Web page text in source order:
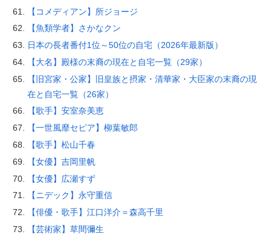
【コメディアン】所ジョージ
【魚類学者】さかなクン
日本の長者番付1位～50位の自宅（2026年最新版）
【大名】殿様の末裔の現在と自宅一覧（29家）
【旧宮家・公家】旧皇族と摂家・清華家・大臣家の末裔の現
在と自宅一覧（26家）
【歌手】安室奈美恵
【一世風靡セピア】柳葉敏郎
【歌手】松山千春
【女優】吉岡里帆
【女優】広瀬すず
【ニデック】永守重信
【俳優・歌手】江口洋介＝森高千里
【芸術家】草間彌生